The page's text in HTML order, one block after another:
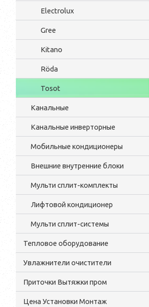
Electrolux
Gree
Kitano
Röda
Tosot
Канальные
Канальные инверторные
Мобильные кондиционеры
Внешние внутренние блоки
Мульти cплит-комплекты
Лифтовой кондиционер
Мульти сплит-системы
Тепловое оборудование
Увлажнители очистители
Приточки Вытяжки пром
Цена Установки Монтаж